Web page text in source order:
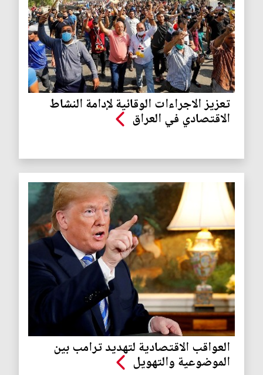
تعزيز الاجراءات الوقائية لإدامة النشاط
الاقتصادي في العراق
العواقب الاقتصادية لتهديد ترامب بين
الموضوعية والتهويل